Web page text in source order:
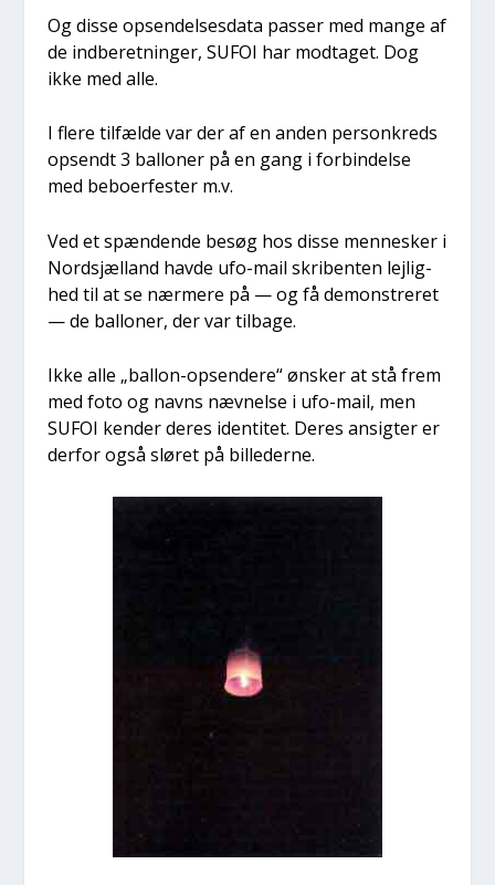
Og dis­se opsen­del­ses­da­ta pas­ser med man­ge af
de ind­be­ret­nin­ger, SUFOI har mod­ta­get. Dog
ikke med alle.
I fle­re til­fæl­de var der af en anden per­son­kreds
opsendt 3 bal­lo­ner på en gang i for­bin­del­se
med bebo­er­fe­ster m.v.
Ved et spæn­den­de besøg hos dis­se men­ne­sker i
Nord­s­jæl­land hav­de ufo-mail skri­ben­ten lej­lig­
hed til at se nær­me­re på — og få demon­stre­ret
— de bal­lo­ner, der var til­ba­ge.
Ikke alle „bal­lon-opsen­de­re“ ønsker at stå frem
med foto og navns næv­nel­se i ufo-mail, men
SUFOI ken­der deres iden­ti­tet. Deres ansig­ter er
der­for også slø­ret på bil­le­der­ne.